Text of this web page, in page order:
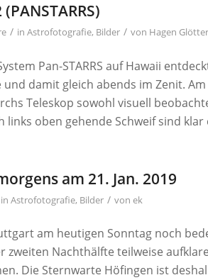
/ inAstrofotografie, Bilder / von Hagen Glötter
Pan-STARRS auf Hawaii
damit gleich abends im Zenit. Am
Teleskop sowohl visuell
oben gehende Schweif sind klar
am 21. Jan. 2019
inAstrofotografie, Bilder / vonek
am heutigen Sonntag noch
zweiten Nachthälfte teilweise
Die Sternwarte Höfingen ist